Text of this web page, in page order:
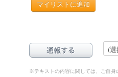
マイリストに追加
※テキストの内容に関しては、ご自身